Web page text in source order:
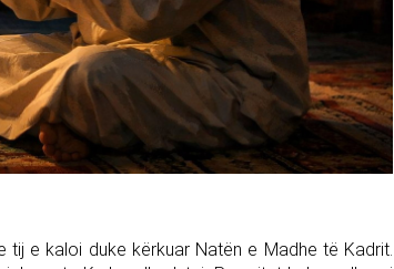
e kaloi duke kërkuar Natën e Madhe të Kadrit.